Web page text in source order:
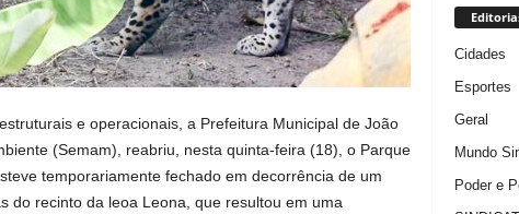
e operacionais, a Prefeitura Municipal de João
(Semam), reabriu, nesta quinta-feira (18), o Parque
temporariamente fechado em decorrência de um
do recinto da leoa Leona, que resultou em uma
Cidades
Esportes
Geral
Mundo
Poder e